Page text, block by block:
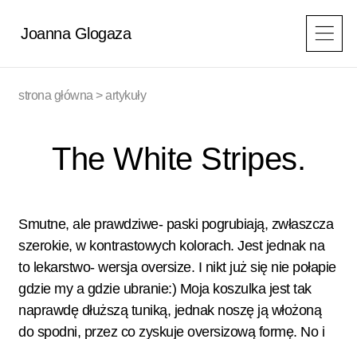
Joanna Glogaza
strona główna >artykuły
The White Stripes.
Smutne, ale prawdziwe- paski pogrubiają, zwłaszcza
szerokie, w kontrastowych kolorach. Jest jednak na
to lekarstwo- wersja oversize. I nikt już się nie połapie
gdzie my a gdzie ubranie:) Moja koszulka jest tak
naprawdę dłuższą tuniką, jednak noszę ją włożoną
do spodni, przez co zyskuje oversizową formę. No i